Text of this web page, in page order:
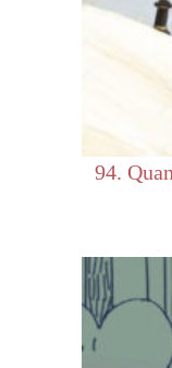
94.